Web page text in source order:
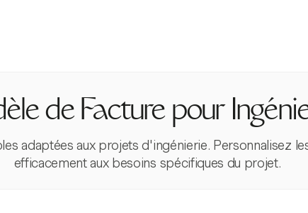
de Facture pour
adaptées aux projets d'ingénierie. Personnalisez
efficacement aux besoins spécifiques du projet.